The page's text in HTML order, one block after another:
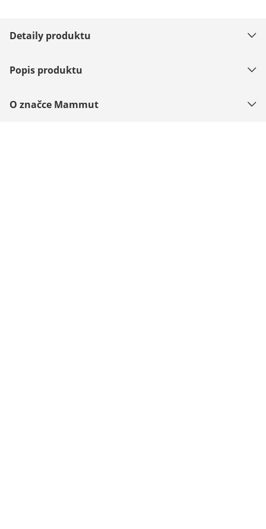
Detaily produktu
Popis produktu
O značce Mammut